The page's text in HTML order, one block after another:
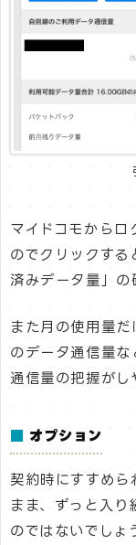
マイドコモからロ
のでクリックする
済みデータ量」の
また月の使用量だ
のデータ通信量な
通信量の把握がし
オプション
契約時にすすめら
まま、ずっと入り
のではないでしょ